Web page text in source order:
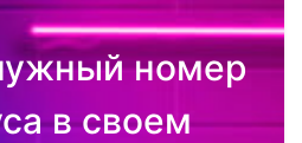
номер
в своем